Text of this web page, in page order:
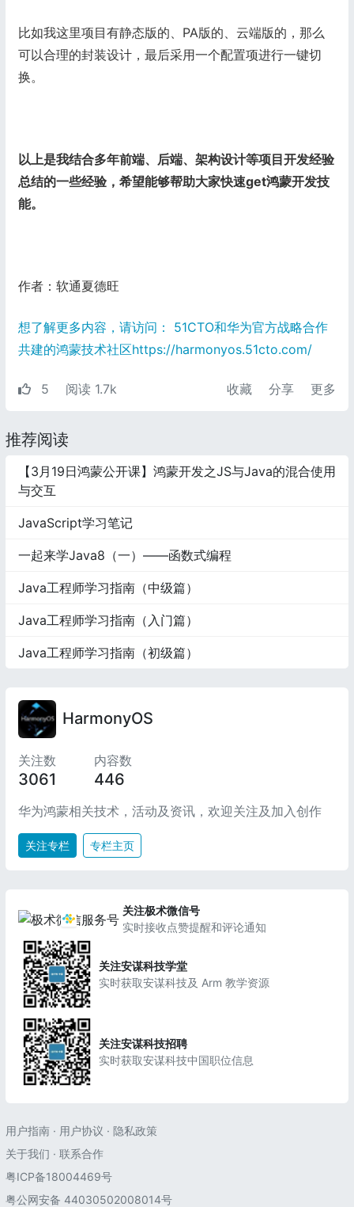
比如我这里项目有静态版的、PA版的、云端版的，那么
可以合理的封装设计，最后采用一个配置项进行一键切
换。
以上是我结合多年前端、后端、架构设计等项目开发经验
总结的一些经验，希望能够帮助大家快速get鸿蒙开发技
能。
作者：软通夏德旺
想了解更多内容，请访问： 51CTO和华为官方战略合作
共建的鸿蒙技术社区https://harmonyos.51cto.com/
5 阅读 1.7k 收藏 分享 更多
推荐阅读
【3月19日鸿蒙公开课】鸿蒙开发之JS与Java的混合使用
与交互
JavaScript学习笔记
一起来学Java8（一）——函数式编程
Java工程师学习指南（中级篇）
Java工程师学习指南（入门篇）
Java工程师学习指南（初级篇）
HarmonyOS
关注数
3061
内容数
446
华为鸿蒙相关技术，活动及资讯，欢迎关注及加入创作
关注专栏 专栏主页
关注极术微信号
实时接收点赞提醒和评论通知
关注安谋科技学堂
实时获取安谋科技及 Arm 教学资源
关注安谋科技招聘
实时获取安谋科技中国职位信息
用户指南 · 用户协议 · 隐私政策
关于我们 · 联系合作
粤ICP备18004469号
粤公网安备 44030502008014号